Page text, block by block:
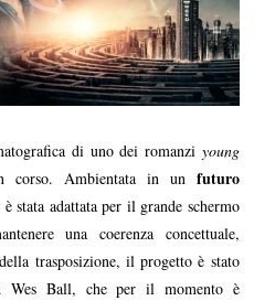
di uno dei romanzi young
corso. Ambientata in un futuro
stata adattata per il grande schermo
una coerenza concettuale,
trasposizione, il progetto è stato
Wes Ball, che per il momento è